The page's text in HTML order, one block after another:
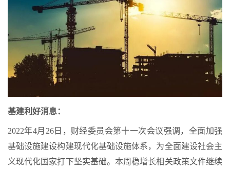
基建利好消息：
2022年4月26日，财经委员会第十一次会议强调，全面加强
基础设施建设构建现代化基础设施体系，为全面建设社会主
义现代化国家打下坚实基础。本周稳增长相关政策文件继续